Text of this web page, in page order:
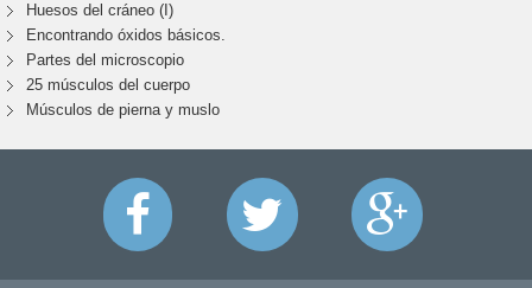
Huesos del cráneo (I)
Encontrando óxidos básicos.
Partes del microscopio
25 músculos del cuerpo
Músculos de pierna y muslo